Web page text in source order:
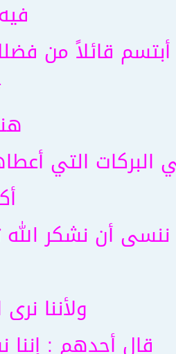
قائلاً من
البركات التي
ننسى أن نشكر
ولأننا
قال أحدهم :